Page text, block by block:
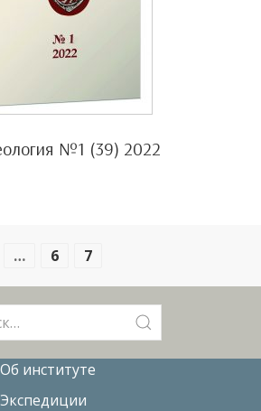
№1 (39) 2022
… 6 7
Об институте
Экспедиции